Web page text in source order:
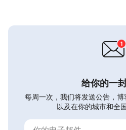
给你的一
每周一次，我们将发送公告，博
以及在你的城市和全